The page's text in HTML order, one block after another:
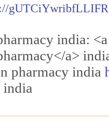
india:
a>
pharmacy india
india